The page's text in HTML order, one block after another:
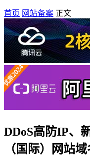
首页 网站备案 正文
DDoS高防IP、
（国际）网站